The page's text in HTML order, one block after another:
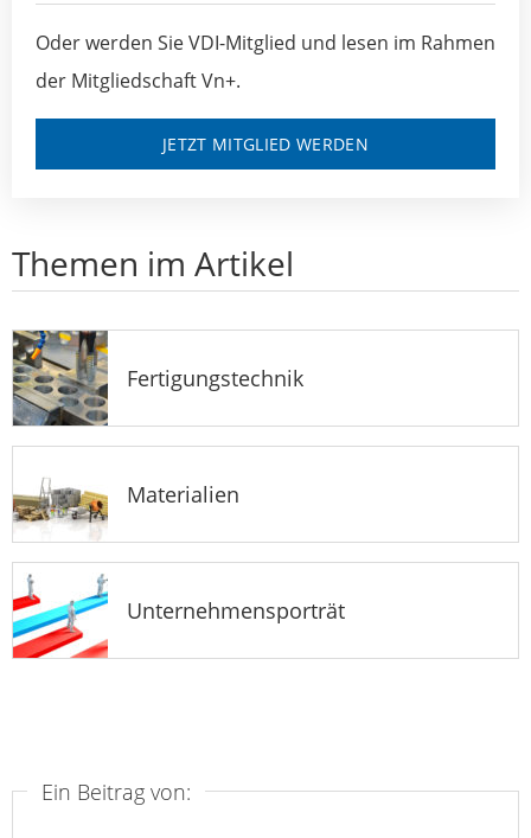
Oder werden Sie VDI-Mitglied und lesen im Rahmen
der Mitgliedschaft Vn+.
JETZT MITGLIED WERDEN
Themen im Artikel
Fertigungstechnik
Materialien
Unternehmensporträt
Ein Beitrag von: